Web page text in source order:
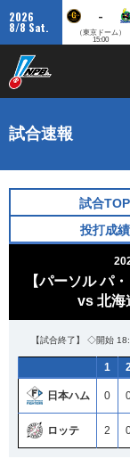
2026
8/8 Sat.
-
（東京ドーム）
15:00
試合速報
試合TOP
投打成績
【パーソル パ
vs 北海
【試合終了】 ◇開始
1
日本ハム 0
ロッテ 2